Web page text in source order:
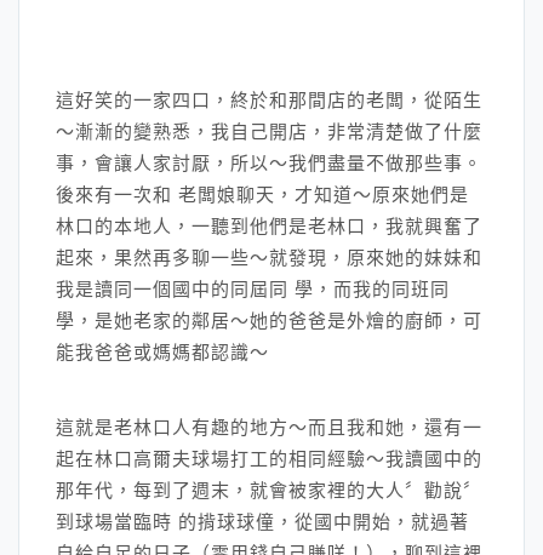
這好笑的一家四口，終於和那間店的老闆，從陌生
～漸漸的變熟悉，我自己開店，非常清楚做了什麼
事，會讓人家討厭，所以～我們盡量不做那些事。
後來有一次和 老闆娘聊天，才知道～原來她們是
林口的本地人，一聽到他們是老林口，我就興奮了
起來，果然再多聊一些～就發現，原來她的妹妹和
我是讀同一個國中的同屆同 學，而我的同班同
學，是她老家的鄰居～她的爸爸是外燴的廚師，可
能我爸爸或媽媽都認識～
這就是老林口人有趣的地方～而且我和她，還有一
起在林口高爾夫球場打工的相同經驗～我讀國中的
那年代，每到了週末，就會被家裡的大人〞勸說〞
到球場當臨時 的揹球球僮，從國中開始，就過著